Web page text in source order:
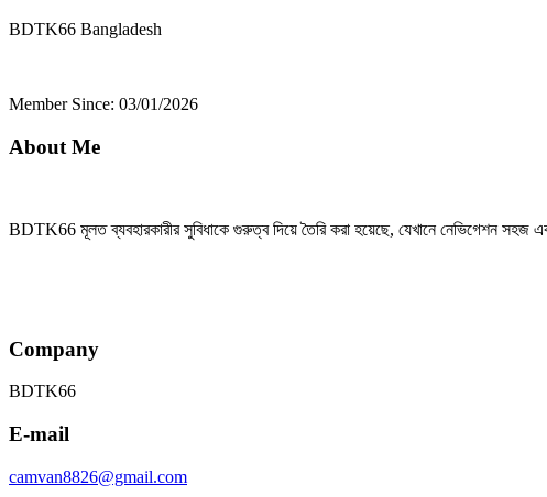
BDTK66 Bangladesh
Member Since: 03/01/2026
About Me
BDTK66 মূলত ব্যবহারকারীর সুবিধাকে গুরুত্ব দিয়ে তৈরি করা হয়েছে, যেখানে নেভিগেশন
Company
BDTK66
E-mail
camvan8826@gmail.com